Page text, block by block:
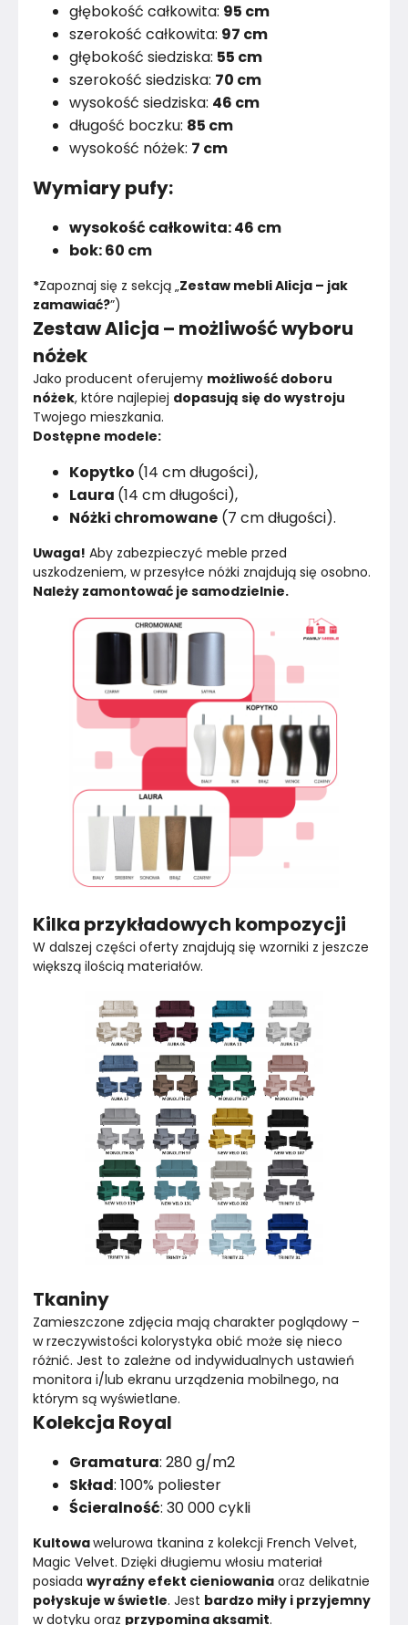
głębokość całkowita: 95 cm
szerokość całkowita: 97 cm
głębokość siedziska: 55 cm
szerokość siedziska: 70 cm
wysokość siedziska: 46 cm
długość boczku: 85 cm
wysokość nóżek: 7 cm
Wymiary pufy:
wysokość całkowita: 46 cm
bok: 60 cm
*Zapoznaj się z sekcją „Zestaw mebli Alicja – jak
zamawiać?”)
Zestaw Alicja – możliwość wyboru
nóżek
Jako producent oferujemy możliwość doboru
nóżek, które najlepiej dopasują się do wystroju
Twojego mieszkania.
Dostępne modele:
Kopytko (14 cm długości),
Laura (14 cm długości),
Nóżki chromowane (7 cm długości).
Uwaga! Aby zabezpieczyć meble przed
uszkodzeniem, w przesyłce nóżki znajdują się osobno.
Należy zamontować je samodzielnie.
Kilka przykładowych kompozycji
W dalszej części oferty znajdują się wzorniki z jeszcze
większą ilością materiałów.
Tkaniny
Zamieszczone zdjęcia mają charakter poglądowy –
w rzeczywistości kolorystyka obić może się nieco
różnić. Jest to zależne od indywidualnych ustawień
monitora i/lub ekranu urządzenia mobilnego, na
którym są wyświetlane.
Kolekcja Royal
Gramatura: 280 g/m2
Skład: 100% poliester
Ścieralność: 30 000 cykli
Kultowa welurowa tkanina z kolekcji French Velvet,
Magic Velvet. Dzięki długiemu włosiu materiał
posiada wyraźny efekt cieniowania oraz delikatnie
połyskuje w świetle. Jest bardzo miły i przyjemny
w dotyku oraz przypomina aksamit.